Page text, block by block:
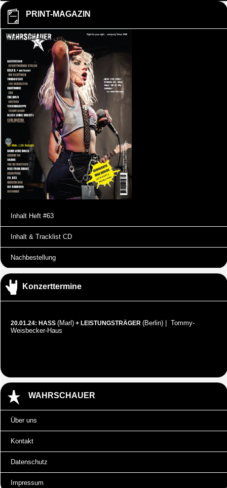
PRINT-MAGAZIN
Inhalt Heft #63
Inhalt & Tracklist CD
Nachbestellung
Konzerttermine
20.01.24: HASS (Marl) + LEISTUNGSTRÄGER (Berlin) | Tommy-
Weisbecker-Haus
WAHRSCHAUER
Über uns
Kontakt
Datenschutz
Impressum